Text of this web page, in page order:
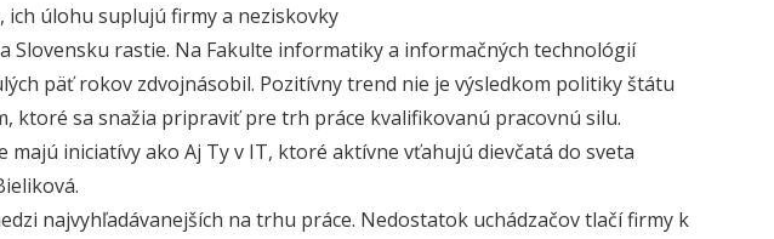
ich úlohu suplujú firmy a neziskovky
rastie. Na Fakulte informatiky a informačných technológií
päť rokov zdvojnásobil. Pozitívny trend nie je výsledkom politiky štátu
ktoré sa snažia pripraviť pre trh práce kvalifikovanú pracovnú silu.
iniciatívy ako Aj Ty v IT, ktoré aktívne vťahujú dievčatá do sveta
najvyhľadávanejších na trhu práce. Nedostatok uchádzačov tlačí firmy k